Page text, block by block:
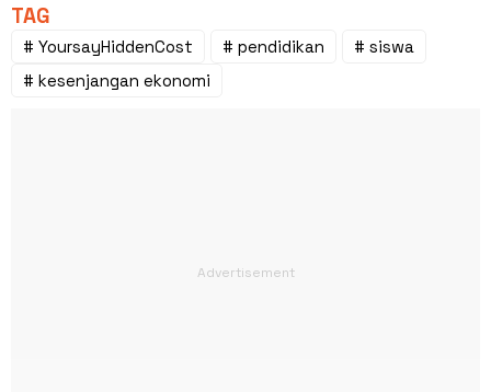
TAG
# YoursayHiddenCost # pendidikan
# siswa
# kesenjangan ekonomi